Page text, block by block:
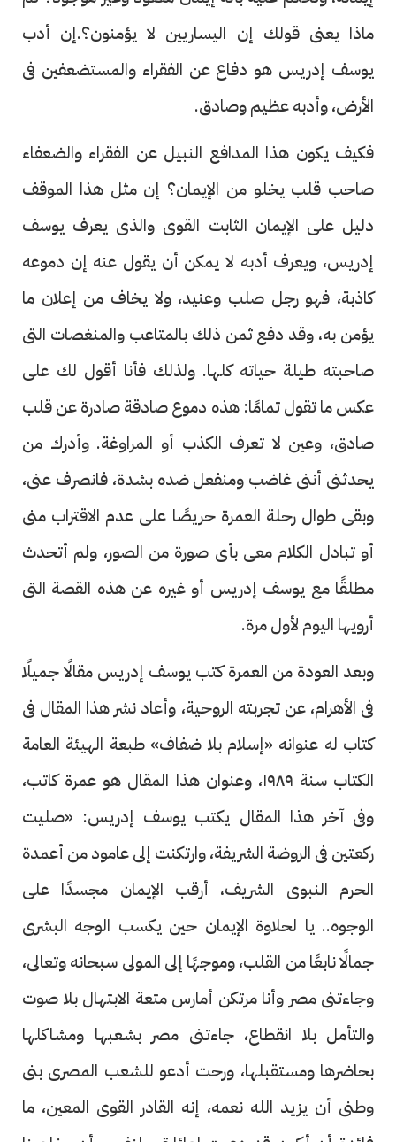
ماذا يعنى قولك إن اليساريين لا يؤمنون؟.إن أدب
يوسف إدريس هو دفاع عن الفقراء والمستضعفين فى
الأرض، وأدبه عظيم وصادق.
فكيف يكون هذا المدافع النبيل عن الفقراء والضعفاء
صاحب قلب يخلو من الإيمان؟ إن مثل هذا الموقف
دليل على الإيمان الثابت القوى والذى يعرف يوسف
إدريس، ويعرف أدبه لا يمكن أن يقول عنه إن دموعه
كاذبة، فهو رجل صلب وعنيد، ولا يخاف من إعلان ما
يؤمن به، وقد دفع ثمن ذلك بالمتاعب والمنغصات التى
صاحبته طيلة حياته كلها. ولذلك فأنا أقول لك على
عكس ما تقول تمامًا: هذه دموع صادقة صادرة عن قلب
صادق، وعين لا تعرف الكذب أو المراوغة. وأدرك من
يحدثنى أننى غاضب ومنفعل ضده بشدة، فانصرف عنى،
وبقى طوال رحلة العمرة حريصًا على عدم الاقتراب منى
أو تبادل الكلام معى بأى صورة من الصور، ولم أتحدث
مطلقًا مع يوسف إدريس أو غيره عن هذه القصة التى
أرويها اليوم لأول مرة.
وبعد العودة من العمرة كتب يوسف إدريس مقالًا جميلًا
فى الأهرام، عن تجربته الروحية، وأعاد نشر هذا المقال فى
كتاب له عنوانه «إسلام بلا ضفاف» طبعة الهيئة العامة
الكتاب سنة ١٩٨٩، وعنوان هذا المقال هو عمرة كاتب،
وفى آخر هذا المقال يكتب يوسف إدريس: «صليت
ركعتين فى الروضة الشريفة، وارتكنت إلى عامود من أعمدة
الحرم النبوى الشريف، أرقب الإيمان مجسدًا على
الوجوه.. يا لحلاوة الإيمان حين يكسب الوجه البشرى
جمالًا نابعًا من القلب، وموجهًا إلى المولى سبحانه وتعالى،
وجاءتنى مصر وأنا مرتكن أمارس متعة الابتهال بلا صوت
والتأمل بلا انقطاع، جاءتنى مصر بشعبها ومشاكلها
بحاضرها ومستقبلها، ورحت أدعو للشعب المصرى بنى
وطنى أن يزيد الله نعمه، إنه القادر القوى المعين، ما